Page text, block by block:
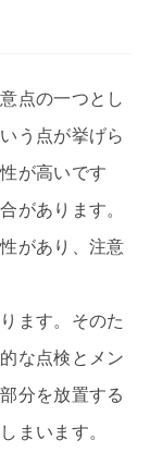
点の一つとし
う点が挙げら
が高いです
があります。
があり、注意
ます。そのた
な点検とメン
分を放置する
まいます。